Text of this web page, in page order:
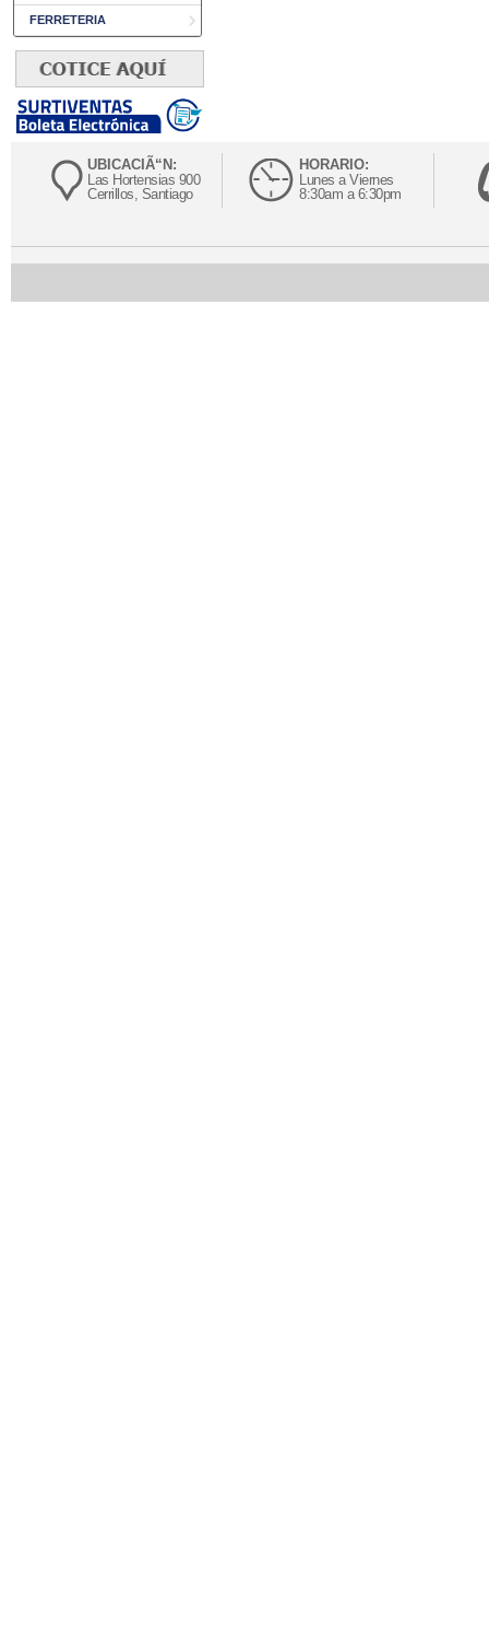
FERRETERIA
UBICACIÃ“N:
Las Hortensias 900
Cerrillos, Santiago
HORARIO:
Lunes a Viernes
8:30am a 6:30pm